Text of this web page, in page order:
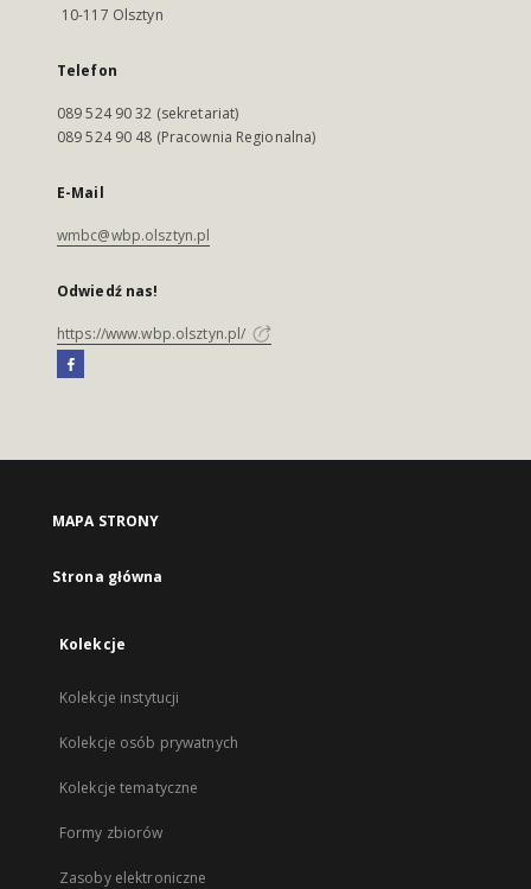
10-117 Olsztyn
Telefon
089 524 90 32 (sekretariat)
089 524 90 48 (Pracownia Regionalna)
E-Mail
wmbc@wbp.olsztyn.pl
Odwiedź nas!
https://www.wbp.olsztyn.pl/
MAPA STRONY
Strona główna
Kolekcje
Kolekcje instytucji
Kolekcje osób prywatnych
Kolekcje tematyczne
Formy zbiorów
Zasoby elektroniczne